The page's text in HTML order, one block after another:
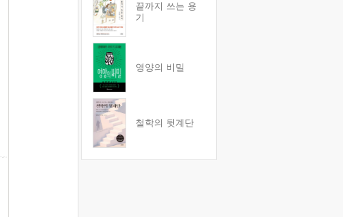
끝까지 쓰는 용
기
영양의 비밀
철학의 뒷계단